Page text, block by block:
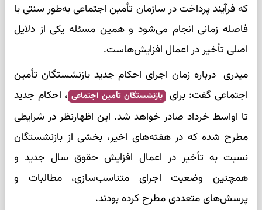
که فرآیند پرداخت در سازمان تأمین اجتماعی به‌طور سنتی با
فاصله زمانی انجام می‌شود و همین مسئله یکی از دلایل
اصلی تأخیر در اعمال افزایش‌هاست.
میدری درباره زمان اجرای احکام جدید بازنشستگان تأمین
اجتماعی گفت: برای بازنشستگان تأمین اجتماعی ، احکام جدید
تا اواسط خرداد صادر خواهد شد. این اظهارنظر در شرایطی
مطرح شده که در هفته‌های اخیر، بخشی از بازنشستگان
نسبت به تأخیر در اعمال افزایش حقوق سال جدید و
همچنین وضعیت اجرای متناسب‌سازی، مطالبات و
پرسش‌های متعددی مطرح کرده بودند.